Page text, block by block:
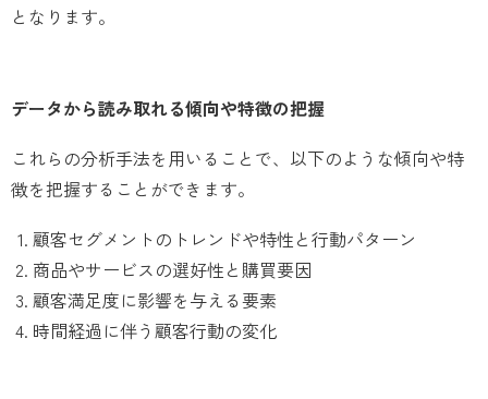
となります。
データから読み取れる傾向や特徴の把握
これらの分析手法を用いることで、以下のような傾向や特
徴を把握することができます。
顧客セグメントのトレンドや特性と行動パターン
商品やサービスの選好性と購買要因
顧客満足度に影響を与える要素
時間経過に伴う顧客行動の変化